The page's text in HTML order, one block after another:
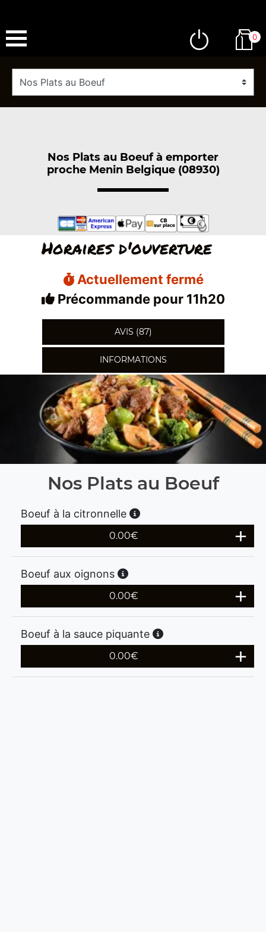
0
Nos Plats au Boeuf à emporter
proche Menin Belgique (08930)
Horaires d'ouverture
Actuellement fermé
Précommande pour 11h20
AVIS (87)
INFORMATIONS
Nos Plats au Boeuf
Boeuf à la citronnelle
0.00€
Boeuf aux oignons
0.00€
Boeuf à la sauce piquante
0.00€